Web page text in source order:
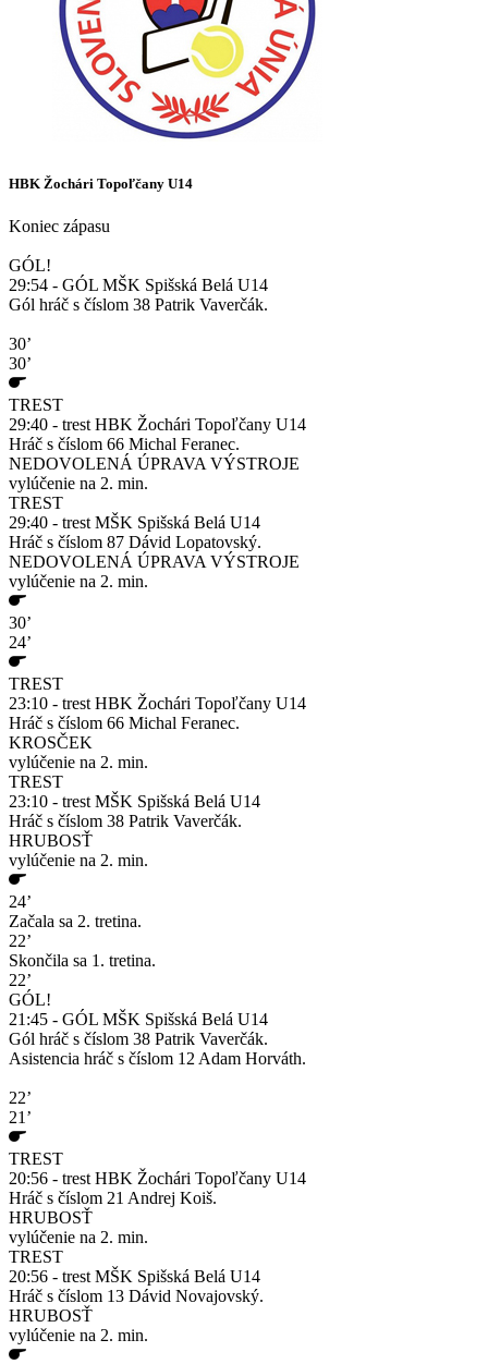
HBK Žochári Topoľčany U14
Koniec zápasu
GÓL!
29:54 - GÓL MŠK Spišská Belá U14
Gól hráč s číslom 38 Patrik Vaverčák.
30’
30’
TREST
29:40 - trest HBK Žochári Topoľčany U14
Hráč s číslom 66 Michal Feranec.
NEDOVOLENÁ ÚPRAVA VÝSTROJE
vylúčenie na 2. min.
TREST
29:40 - trest MŠK Spišská Belá U14
Hráč s číslom 87 Dávid Lopatovský.
NEDOVOLENÁ ÚPRAVA VÝSTROJE
vylúčenie na 2. min.
30’
24’
TREST
23:10 - trest HBK Žochári Topoľčany U14
Hráč s číslom 66 Michal Feranec.
KROSČEK
vylúčenie na 2. min.
TREST
23:10 - trest MŠK Spišská Belá U14
Hráč s číslom 38 Patrik Vaverčák.
HRUBOSŤ
vylúčenie na 2. min.
24’
Začala sa 2. tretina.
22’
Skončila sa 1. tretina.
22’
GÓL!
21:45 - GÓL MŠK Spišská Belá U14
Gól hráč s číslom 38 Patrik Vaverčák.
Asistencia hráč s číslom 12 Adam Horváth.
22’
21’
TREST
20:56 - trest HBK Žochári Topoľčany U14
Hráč s číslom 21 Andrej Koiš.
HRUBOSŤ
vylúčenie na 2. min.
TREST
20:56 - trest MŠK Spišská Belá U14
Hráč s číslom 13 Dávid Novajovský.
HRUBOSŤ
vylúčenie na 2. min.